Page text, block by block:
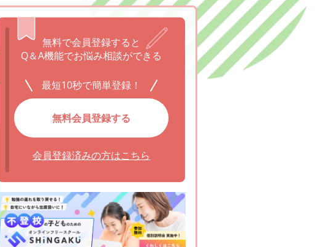
無料で会員登録すると
Q＆A機能でお悩み相談ができる
最短10秒で簡単登録！
無料会員登録する
会員登録済みの方はこちら